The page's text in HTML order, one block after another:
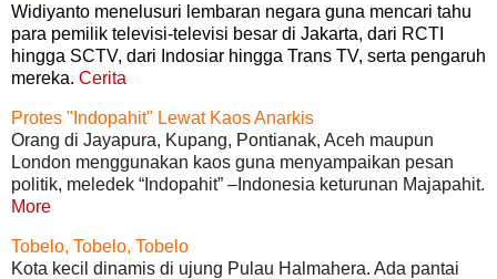
Widiyanto menelusuri lembaran negara guna mencari tahu
para pemilik televisi-televisi besar di Jakarta, dari RCTI
hingga SCTV, dari Indosiar hingga Trans TV, serta pengaruh
mereka. Cerita
Protes "Indopahit" Lewat Kaos Anarkis
Orang di Jayapura, Kupang, Pontianak, Aceh maupun
London menggunakan kaos guna menyampaikan pesan
politik, meledek “Indopahit” –Indonesia keturunan Majapahit.
More
Tobelo, Tobelo, Tobelo
Kota kecil dinamis di ujung Pulau Halmahera. Ada pantai